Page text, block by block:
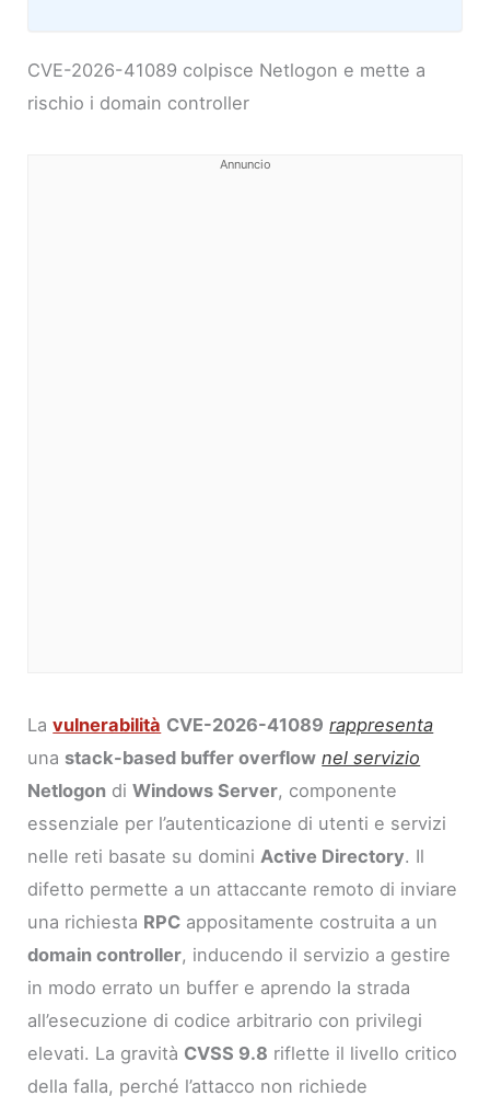
CVE-2026-41089 colpisce Netlogon e mette a
rischio i domain controller
Annuncio
Lavulnerabilità CVE-2026-41089 rappresenta
una stack-based buffer overflow nel servizio
Netlogon diWindows Server, componente
essenziale per l’autenticazione di utenti e servizi
nelle reti basate su domini Active Directory. Il
difetto permette a un attaccante remoto di inviare
una richiesta RPC appositamente costruita a un
domain controller, inducendo il servizio a gestire
in modo errato un buffer e aprendo la strada
all’esecuzione di codice arbitrario con privilegi
elevati. La gravità CVSS 9.8 riflette il livello critico
della falla, perché l’attacco non richiede